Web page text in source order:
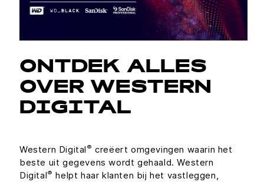
ONTDEK ALLES
OVER WESTERN
DIGITAL
Western Digital ® creëert omgevingen waarin het
beste uit gegevens wordt gehaald. Western
Digital® helpt haar klanten bij het vastleggen,